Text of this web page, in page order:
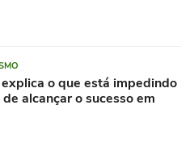
o que está impedindo
alcançar o sucesso em